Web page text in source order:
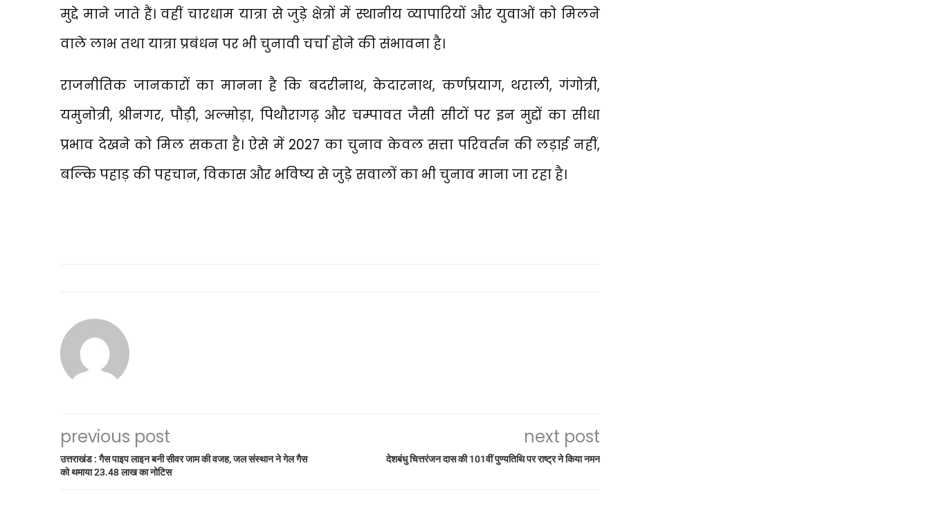
मुद्दे माने जाते हैं। वहीं चारधाम यात्रा से जुड़े क्षेत्रों में स्थानीय व्यापारियों और युवाओं को मिलने
वाले लाभ तथा यात्रा प्रबंधन पर भी चुनावी चर्चा होने की संभावना है।
राजनीतिक जानकारों का मानना है कि बदरीनाथ, केदारनाथ, कर्णप्रयाग, थराली, गंगोत्री,
यमुनोत्री, श्रीनगर, पौड़ी, अल्मोड़ा, पिथौरागढ़ और चम्पावत जैसी सीटों पर इन मुद्दों का सीधा
प्रभाव देखने को मिल सकता है। ऐसे में 2027 का चुनाव केवल सत्ता परिवर्तन की लड़ाई नहीं,
बल्कि पहाड़ की पहचान, विकास और भविष्य से जुड़े सवालों का भी चुनाव माना जा रहा है।
previous post
उत्तराखंड : गैस पाइप लाइन बनी सीवर जाम की वजह, जल संस्थान ने गेल गैस
को थमाया 23.48 लाख का नोटिस
next post
देशबंधु चित्तरंजन दास की 101वीं पुण्यतिथि पर राष्ट्र ने किया नमन